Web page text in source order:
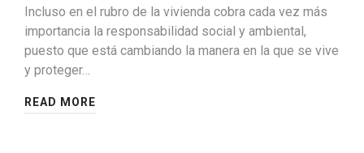
Incluso en el rubro de la vivienda cobra cada vez más
importancia la responsabilidad social y ambiental,
puesto que está cambiando la manera en la que se vive
y proteger…
READ MORE